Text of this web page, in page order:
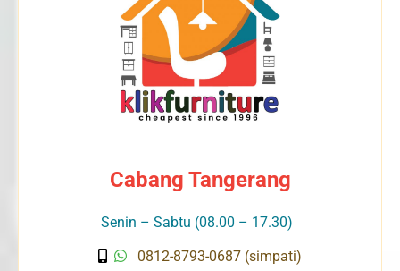
Cabang Tangerang
Senin – Sabtu (08.00 – 17.30)
0812-8793-0687 (simpati)